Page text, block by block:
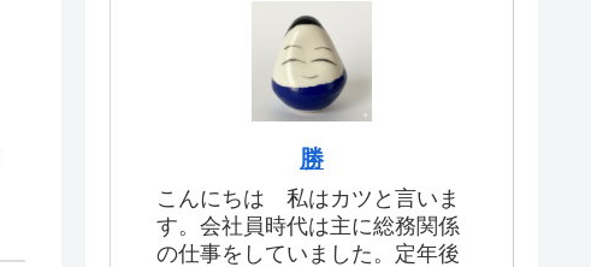
勝
こんにちは 私はカツと言いま
す。会社員時代は主に総務関係
の仕事をしていました。定年後